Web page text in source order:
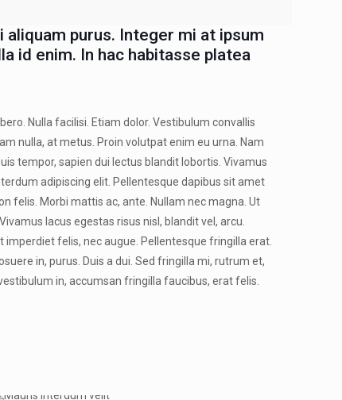
purus. Integer mi at ipsum
id enim. In hac habitasse platea
Nulla facilisi. Etiam dolor. Vestibulum convallis
nulla, at metus. Proin volutpat enim eu urna. Nam
tempor, sapien dui lectus blandit lobortis. Vivamus
adipiscing elit. Pellentesque dapibus sit amet
felis. Morbi mattis ac, ante. Nullam nec magna. Ut
lacus egestas risus nisl, blandit vel, arcu.
imperdiet felis, nec augue. Pellentesque fringilla erat.
in, purus. Duis a dui. Sed fringilla mi, rutrum et,
in, accumsan fringilla faucibus, erat felis.